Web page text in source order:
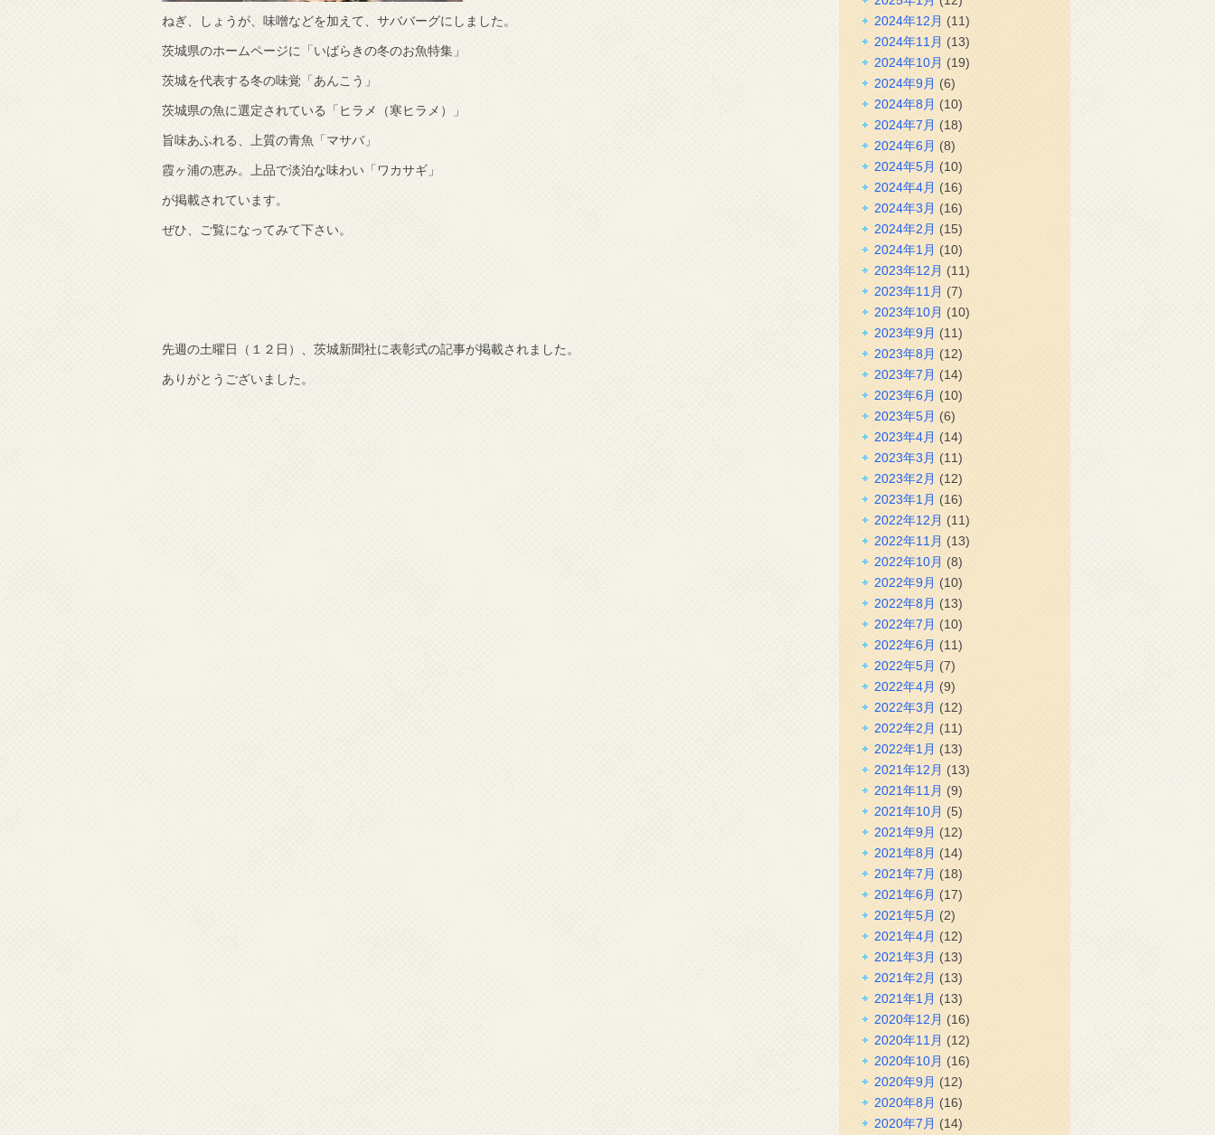
ねぎ、しょうが、味噌などを加えて、サババーグにしました。
茨城県のホームページに「いばらきの冬のお魚特集」
茨城を代表する冬の味覚「あんこう」
茨城県の魚に選定されている「ヒラメ（寒ヒラメ）」
旨味あふれる、上質の青魚「マサバ」
霞ヶ浦の恵み。上品で淡泊な味わい「ワカサギ」
が掲載されています。
ぜひ、ご覧になってみて下さい。
先週の土曜日（１２日）、茨城新聞社に表彰式の記事が掲載されました。
ありがとうございました。
2024年12月 (11)
2024年11月 (13)
2024年10月 (19)
2024年9月 (6)
2024年8月 (10)
2024年7月 (18)
2024年6月 (8)
2024年5月 (10)
2024年4月 (16)
2024年3月 (16)
2024年2月 (15)
2024年1月 (10)
2023年12月 (11)
2023年11月 (7)
2023年10月 (10)
2023年9月 (11)
2023年8月 (12)
2023年7月 (14)
2023年6月 (10)
2023年5月 (6)
2023年4月 (14)
2023年3月 (11)
2023年2月 (12)
2023年1月 (16)
2022年12月 (11)
2022年11月 (13)
2022年10月 (8)
2022年9月 (10)
2022年8月 (13)
2022年7月 (10)
2022年6月 (11)
2022年5月 (7)
2022年4月 (9)
2022年3月 (12)
2022年2月 (11)
2022年1月 (13)
2021年12月 (13)
2021年11月 (9)
2021年10月 (5)
2021年9月 (12)
2021年8月 (14)
2021年7月 (18)
2021年6月 (17)
2021年5月 (2)
2021年4月 (12)
2021年3月 (13)
2021年2月 (13)
2021年1月 (13)
2020年12月 (16)
2020年11月 (12)
2020年10月 (16)
2020年9月 (12)
2020年8月 (16)
2020年7月 (14)